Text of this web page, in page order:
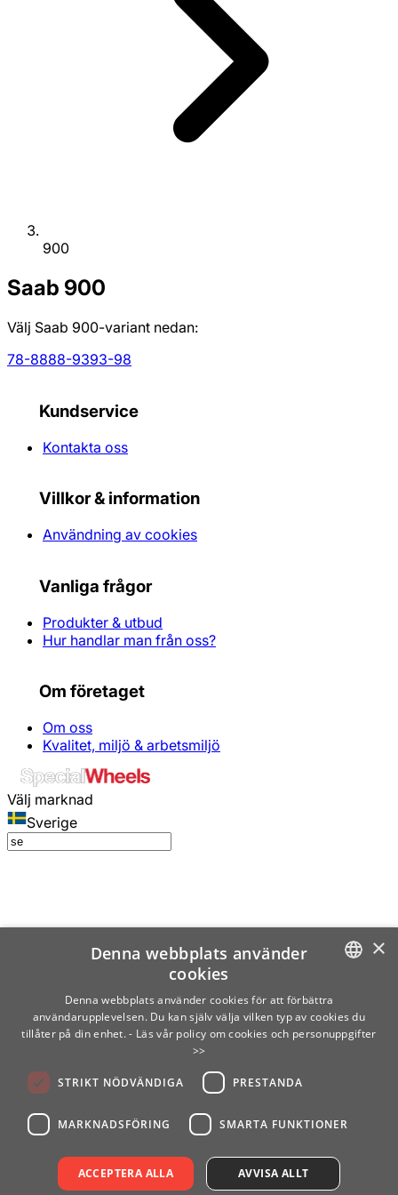
900
Saab 900
Välj Saab 900-variant nedan:
78-8888-9393-98
Kundservice
Kontakta oss
Villkor & information
Användning av cookies
Vanliga frågor
Produkter & utbud
Hur handlar man från oss?
Om företaget
Om oss
Kvalitet, miljö & arbetsmiljö
Välj marknad
Sverige
SWEDISH
×
Denna webbplats använder
cookies
Denna webbplats använder cookies för att förbättra
användarupplevelsen. Du kan själv välja vilken typ av cookies du
tillåter på din enhet. - Läs vår policy om cookies och personuppgifter
>>
STRIKT NÖDVÄNDIGA PRESTANDA
MARKNADSFÖRING SMARTA FUNKTIONER
ACCEPTERA ALLA AVVISA ALLT